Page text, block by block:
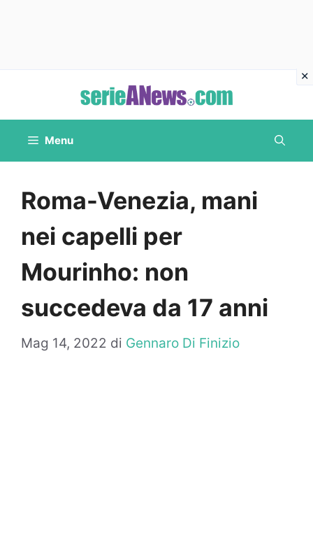
contenuto
Menu
Roma-Venezia, mani
nei capelli per
Mourinho: non
succedeva da 17 anni
Mag 14, 2022 di Gennaro Di Finizio